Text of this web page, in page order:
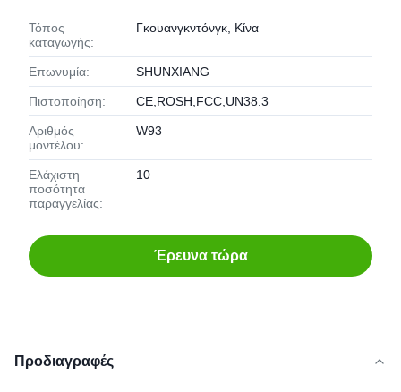
Τόπος
καταγωγής:
Γκουανγκντόνγκ, Κίνα
Επωνυμία: SHUNXIANG
Πιστοποίηση: CE,ROSH,FCC,UN38.3
Αριθμός
μοντέλου:
W93
Ελάχιστη
ποσότητα
παραγγελίας:
10
Έρευνα τώρα
Προδιαγραφές